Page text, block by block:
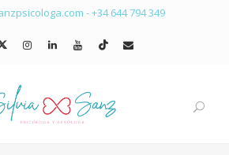
-+34 644 794 349